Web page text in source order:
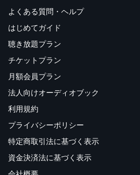
よくある質問・ヘルプ
はじめてガイド
聴き放題プラン
チケットプラン
月額会員プラン
法人向けオーディオブック
利用規約
プライバシーポリシー
特定商取引法に基づく表示
資金決済法に基づく表示